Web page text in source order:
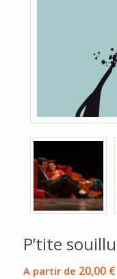
P’tite
A partir de 20,00 €